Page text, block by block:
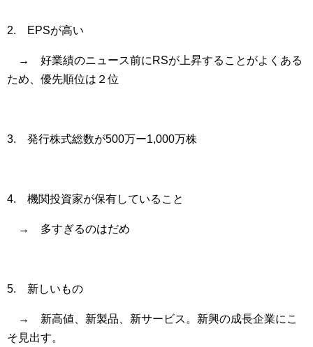
2. EPSが高い
→ 好業績のニュース前にRSが上昇することがよくある
ため、優先順位は２位
3. 発行株式総数が500万ー1,000万株
4. 機関投資家が保有していること
→ 多すぎるのはだめ
5. 新しいもの
→ 新高値、新製品、新サービス。新興の成長企業にこ
そ見出す。